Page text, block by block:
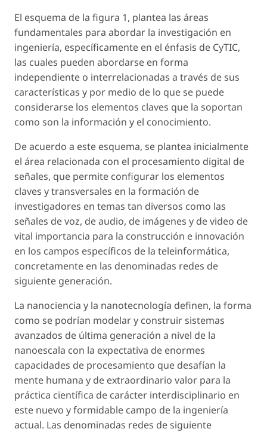
El esquema de la figura 1, plantea las áreas
fundamentales para abordar la investigación en
ingeniería, específicamente en el énfasis de CyTIC,
las cuales pueden abordarse en forma
independiente o interrelacionadas a través de sus
características y por medio de lo que se puede
considerarse los elementos claves que la soportan
como son la información y el conocimiento.
De acuerdo a este esquema, se plantea inicialmente
el área relacionada con el procesamiento digital de
señales, que permite configurar los elementos
claves y transversales en la formación de
investigadores en temas tan diversos como las
señales de voz, de audio, de imágenes y de video de
vital importancia para la construcción e innovación
en los campos específicos de la teleinformática,
concretamente en las denominadas redes de
siguiente generación.
La nanociencia y la nanotecnología definen, la forma
como se podrían modelar y construir sistemas
avanzados de última generación a nivel de la
nanoescala con la expectativa de enormes
capacidades de procesamiento que desafían la
mente humana y de extraordinario valor para la
práctica científica de carácter interdisciplinario en
este nuevo y formidable campo de la ingeniería
actual. Las denominadas redes de siguiente